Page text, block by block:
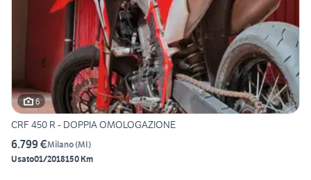
6
CRF 450 R - DOPPIA OMOLOGAZIONE
6.799 €Milano(MI)
Usato01/2018150 Km